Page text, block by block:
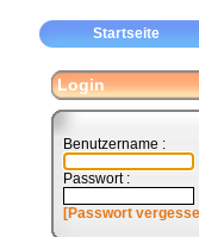
Startseite
Login
Benutzername :
Passwort :
[Passwort